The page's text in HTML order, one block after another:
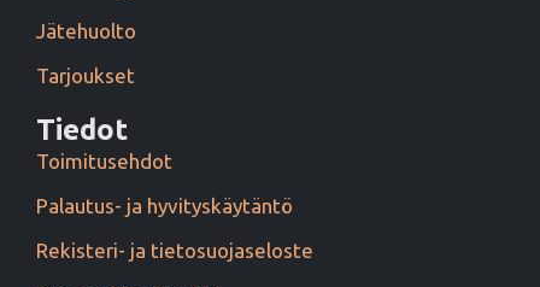
Jätehuolto
Tarjoukset
Tiedot
Toimitusehdot
Palautus- ja hyvityskäytäntö
Rekisteri- ja tietosuojaseloste